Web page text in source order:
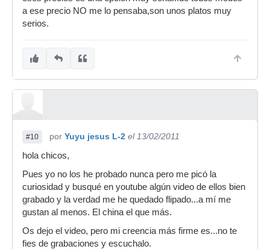
a ese precio NO me lo pensaba,son unos platos muy
serios.
#10 por Yuyu jesus L-2 el 13/02/2011
hola chicos,
Pues yo no los he probado nunca pero me picó la
curiosidad y busqué en youtube algún video de ellos bien
grabado y la verdad me he quedado flipado...a mí me
gustan al menos. El china el que más.
Os dejo el video, pero mi creencia más firme es...no te
fies de grabaciones y escuchalo.